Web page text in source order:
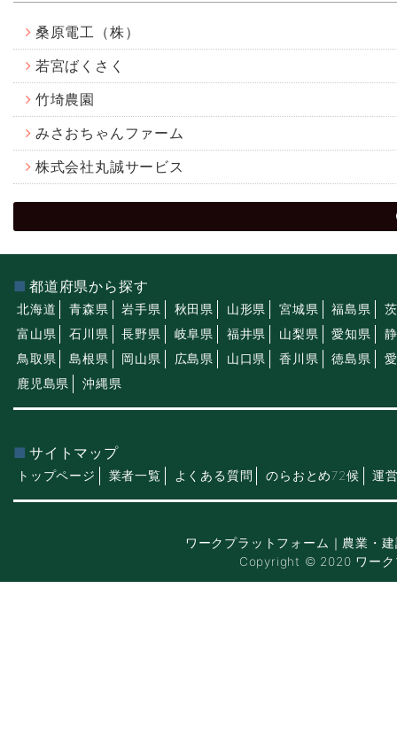
桑原電工（株）
若宮ばくさく
竹埼農園
みさおちゃんファーム
株式会社丸誠サービス
都道府県から探す
北海道 青森県 岩手県 秋田県 山形県 宮城県 福島県
富山県
石川県 長野県 岐阜県 福井県 山梨県 愛知県
鳥取県
島根県 岡山県 広島県 山口県 香川県 徳島県
鹿児島県
沖縄県
サイトマップ
トップページ 業者一覧 よくある質問 のらおとめ72候 運
ワークプラットフォーム｜農業・
Copyright © 2020 ワーク